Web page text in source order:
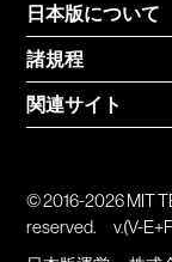
日本版について
諸規程
関連サイト
© 2016-2026 MIT
reserved.
v.(V-